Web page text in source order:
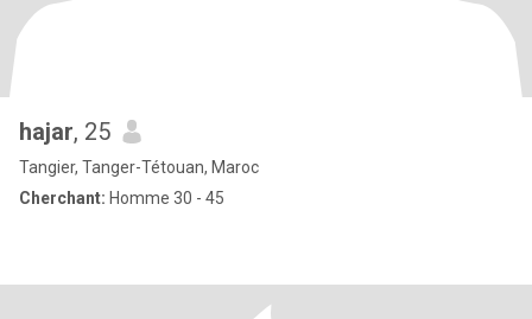
hajar, 25
Tangier, Tanger-Tétouan, Maroc
Cherchant: Homme 30 - 45